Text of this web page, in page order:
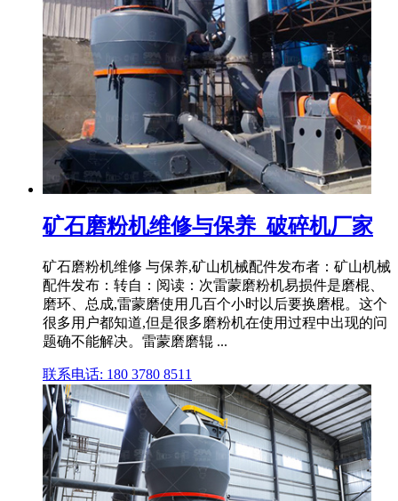
矿石磨粉机维修与保养_破碎机厂家
矿石磨粉机维修 与保养,矿山机械配件发布者：矿山机械
配件发布：转自：阅读：次雷蒙磨粉机易损件是磨棍、
磨环、总成,雷蒙磨使用几百个小时以后要换磨棍。这个
很多用户都知道,但是很多磨粉机在使用过程中出现的问
题确不能解决。雷蒙磨磨辊 ...
联系电话: 180 3780 8511